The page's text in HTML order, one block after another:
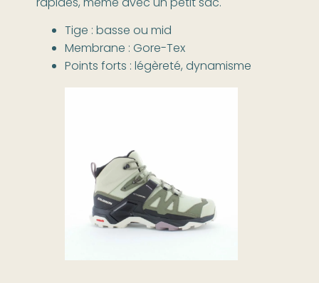
Tige : basse ou mid
Membrane : Gore-Tex
Points forts : légèreté, dynamisme